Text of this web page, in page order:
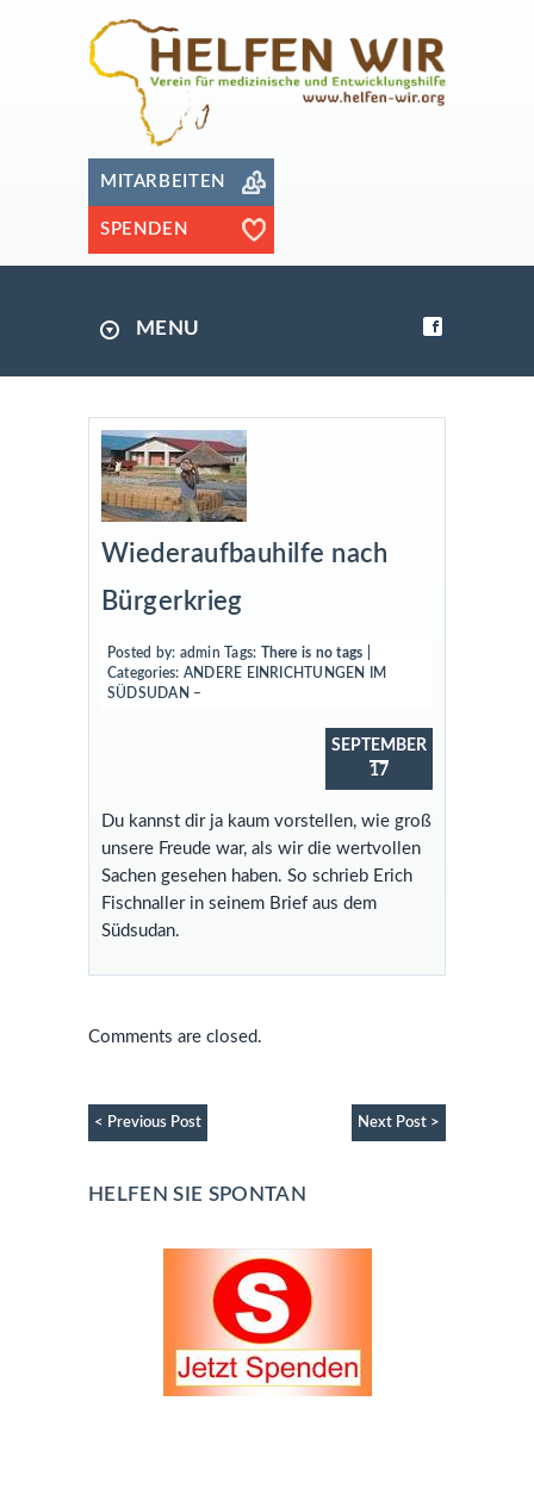
MITARBEITEN
SPENDEN
MENU
Wiederaufbauhilfe nach
Bürgerkrieg
Posted by: admin Tags: There is no tags
Categories: ANDERE EINRICHTUNGEN IM
SÜDSUDAN –
SEPTEMBER
17
Du kannst dir ja kaum vorstellen, wie groß
unsere Freude war, als wir die wertvollen
Sachen gesehen haben. So schrieb Erich
Fischnaller in seinem Brief aus dem
Südsudan.
Comments are closed.
< Previous Post Next Post >
HELFEN SIE SPONTAN